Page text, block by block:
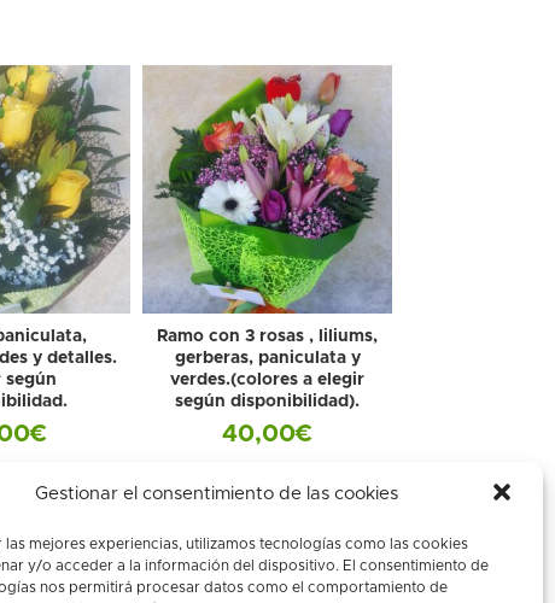
Gestionar el consentimiento de las cookies
las mejores experiencias, utilizamos tecnologías como las cookies
y/o acceder a la información del dispositivo. El consentimiento de
nos permitirá procesar datos como el comportamiento de
y detalles.
según
€
Ramo con 3 rosas , liliums,
gerberas, paniculata y
verdes.(colores a elegir
según disponibilidad).
40,00€